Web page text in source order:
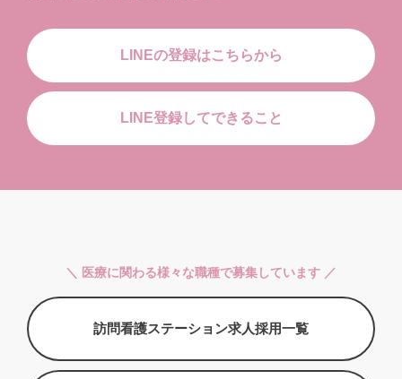
LINEの登録はこちらから
LINE登録してできること
＼ 医療に関わる様々な職種で募集しています ／
訪問看護ステーション求人採用一覧